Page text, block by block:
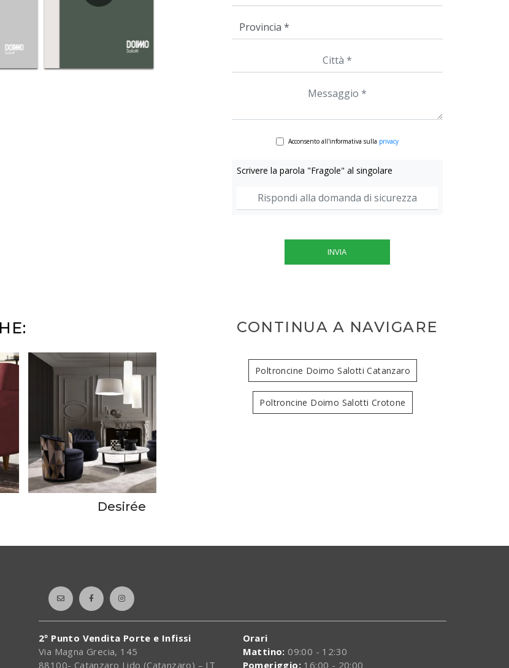
Acconsento all'informativa sulla privacy
Scrivere la parola "Fragole" al singolare
INVIA
Desirée
CONTINUA A NAVIGARE
Poltroncine Doimo Salotti Catanzaro
Poltroncine Doimo Salotti Crotone
2º Punto Vendita Porte e Infissi
Via Magna Grecia, 145
88100- Catanzaro Lido (Catanzaro) – IT
Orari
Mattino: 09:00 - 12:30
Pomeriggio:16:00 - 20:00